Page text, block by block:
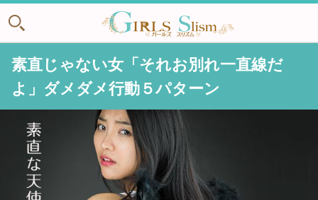
素直じゃない女「それお別れ一直線だ
よ」ダメダメ行動５パターン